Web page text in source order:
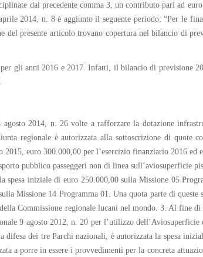
dal precedente comma 3, un contributo pari ad
2014, n. 8 è aggiunto il seguente periodo: “Per le
del presente articolo trovano copertura nel bilancio di
gli anni 2016 e 2017. Infatti, il bilancio di previsione
2014, n. 26 volte a rafforzare la dotazione
regionale è autorizzata alla sottoscrizione di quote
euro 300.000,00 per l’esercizio finanziario 2016 ed
pubblico passeggeri non di linea sull’aviosuperficie
spesa iniziale di euro 250.000,00 sulla Missione 05
Missione 14 Programma 01. Una quota parte di queste
Commissione regionale lucani nel mondo. 3. Al fine
9 agosto 2012, n. 20 per l’utilizzo
dei tre Parchi nazionali, è autorizzata la spesa
a porre in essere i provvedimenti per la concreta